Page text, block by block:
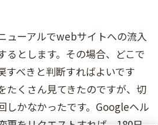
ューアルでwebサイトへの流入
るとします。その場合、どこで
すべきと判断すればよいです
たくさん見てきたのですが、切
しかなかったです。Googleヘル